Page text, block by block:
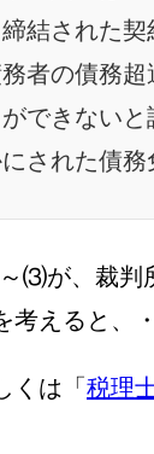
結された
の債務超
できない
された債務
⑶が、裁判
考えると、
くは「 税理